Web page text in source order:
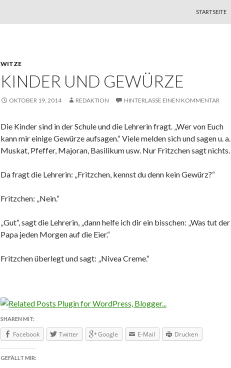
STARTSEITE
WITZE
KINDER UND GEWÜRZE
OKTOBER 19, 2014 REDAKTION HINTERLASSE EINEN KOMMENTAR
Die Kinder sind in der Schule und die Lehrerin fragt. „Wer von Euch
kann mir einige Gewürze aufsagen.“ Viele melden sich und sagen u. a.
Muskat, Pfeffer, Majoran, Basilikum usw. Nur Fritzchen sagt nichts.
Da fragt die Lehrerin: „Fritzchen, kennst du denn kein Gewürz?“
Fritzchen: „Nein.“
„Gut“, sagt die Lehrerin, „dann helfe ich dir ein bisschen: „Was tut der
Papa jeden Morgen auf die Eier.“
Fritzchen überlegt und sagt: „Nivea Creme.“
SHAREN MIT:
Facebook Twitter Google E-Mail Drucken
GEFÄLLT MIR: